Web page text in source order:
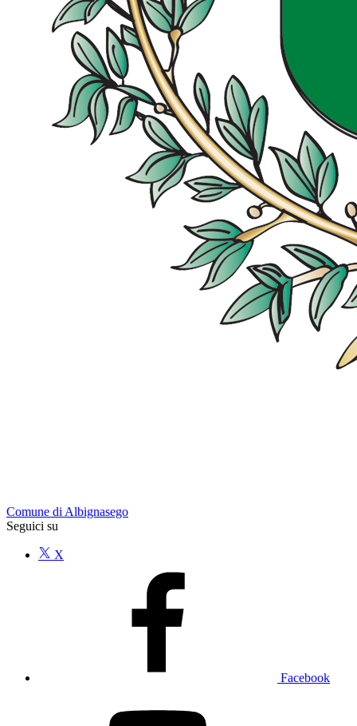
Comune di Albignasego
Seguici su
X
Facebook